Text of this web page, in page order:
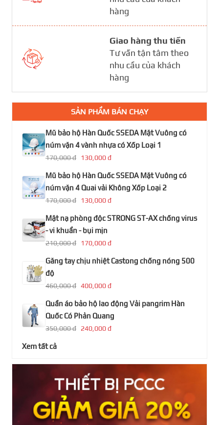
hàng
Giao hàng thu tiền
Tư vấn tận tâm theo
nhu cầu của khách
hàng
SẢN PHẨM BÁN CHẠY
Mũ bảo hộ Hàn Quốc SSEDA Mặt Vuông có
núm vặn 4 vành nhựa có Xốp Loại 1
170,000 đ 130,000 đ
Mũ bảo hộ Hàn Quốc SSEDA Mặt Vuông có
núm vặn 4 Quai vải Không Xốp Loại 2
170,000 đ 130,000 đ
Mặt nạ phòng độc STRONG ST-AX chống virus
- vi khuẩn - bụi mịn
210,000 đ 170,000 đ
Găng tay chịu nhiệt Castong chống nóng 500
độ
460,000 đ 400,000 đ
Quần áo bảo hộ lao động Vải pangrim Hàn
Quốc Có Phản Quang
350,000 đ 240,000 đ
Xem tất cả